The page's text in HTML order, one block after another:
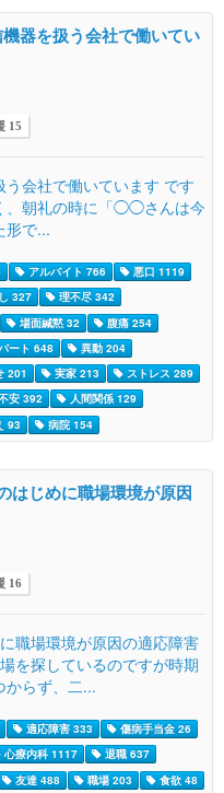
器を扱う会社で働いてい
15
会社で働いています です
、朝礼の時に「◯◯さんは今
形で...
アルバイト 766
悪口 1119
327
理不尽 342
場面緘黙 32
腹痛 254
ート 648
異動 204
201 実家 213
ストレス 289
安 392
人間関係 129
93 病院 154
はじめに職場環境が原因
16
職場環境が原因の適応障害
を探しているのですが時期
からず、二...
適応障害 333
傷病手当金 26
心療内科 1117
退職 637
友達 488 職場 203
食欲 48